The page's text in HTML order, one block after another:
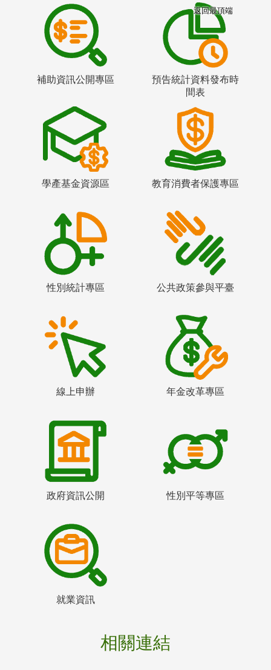
補助資訊公開專區
預告統計資料發布時
間表
學產基金資源區 教育消費者保護專區
性別統計專區 公共政策參與平臺
線上申辦 年金改革專區
政府資訊公開 性別平等專區
就業資訊
相關連結
返回最頂端